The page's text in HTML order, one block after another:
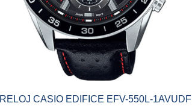
RELOJ CASIO EDIFICE EFV-550L-1AVUDF